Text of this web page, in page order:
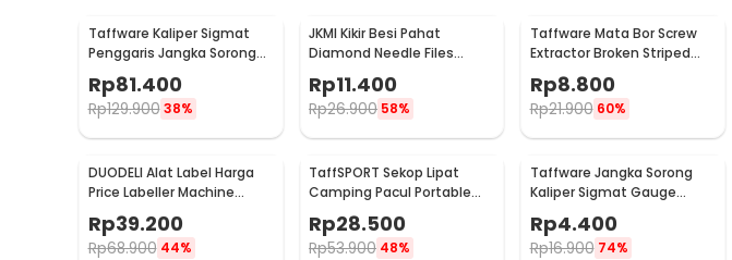
Taffware Kaliper Sigmat
Penggaris Jangka Sorong
Digital LCD 150mm - SH20
Rp81.400
Rp129.900 38%
JKMI Kikir Besi Pahat
Diamond Needle Files
Rp11.400
Rp26.900 58%
Taffware Mata Bor Screw
Extractor Broken Striped
Screw Remover 4 PCS - S2
Rp8.800
Rp21.900 60%
DUODELI Alat Label Harga
Price Labeller Machine
Coding - MX-5500
Rp39.200
Rp68.900 44%
TaffSPORT Sekop Lipat
Camping Pacul Portable
Tactical Survival 40cm - 101
Rp28.500
Rp53.900 48%
Taffware Jangka Sorong
Kaliper Sigmat Gauge
600
Rp4.400
Rp16.900 74%